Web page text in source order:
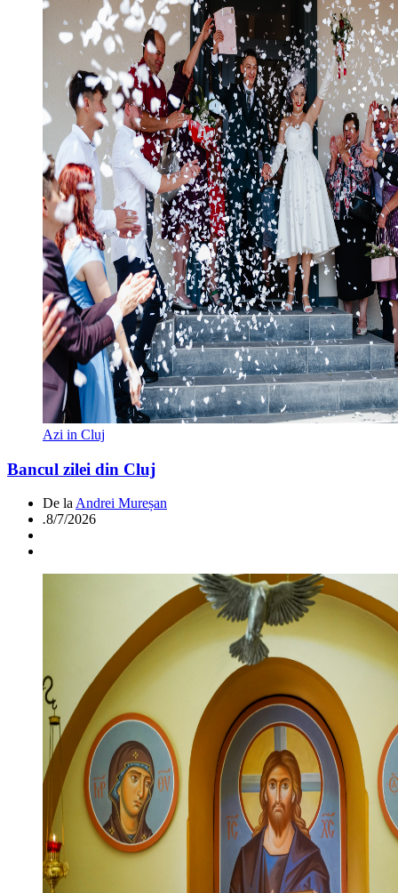
Azi in Cluj
Bancul zilei din Cluj
De la Andrei Mureșan
.8/7/2026